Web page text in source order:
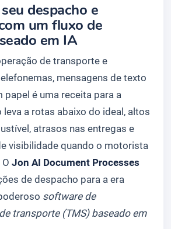
despacho e
um fluxo de
em IA
de transporte e
mensagens de texto
papel é uma receita para a
leva a rotas abaixo do ideal, altos
atrasos nas entregas e
visibilidade quando o motorista
Jon AI Document Processes
de despacho para a era
software de
transporte (TMS) baseado em